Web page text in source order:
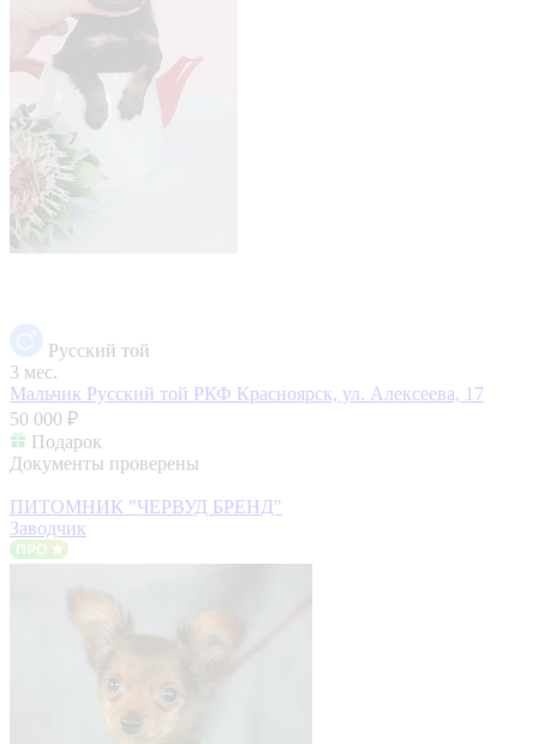
Русский той
3 мес.
Мальчик Русский той РКФ Красноярск, ул. Алексеева, 17
50 000 ₽
Подарок
Документы проверены
ПИТОМНИК "ЧЕРВУД БРЕНД"
Заводчик